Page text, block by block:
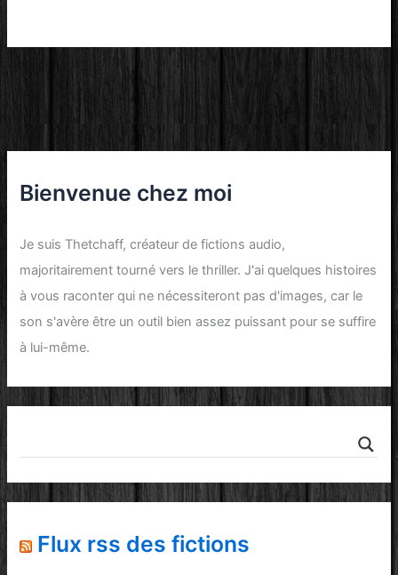
Bienvenue chez moi
Je suis Thetchaff, créateur defictions audio,
majoritairement tourné vers lethriller. J'ai quelques histoires
à vous raconter qui ne nécessiteront pas d'images, car le
son s'avère être un outil bien assez puissant pour se suffire
à lui-même.
Flux rss des fictions